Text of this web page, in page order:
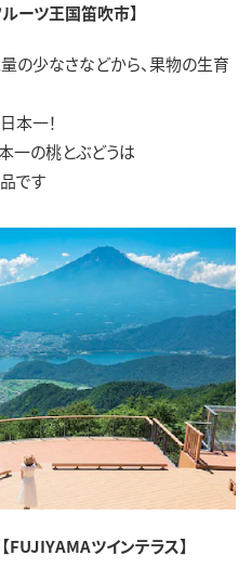
ーツ王国笛吹市】
の少なさなどから、果物の生育
本一！
一の桃とぶどうは
です
ツインテラス】